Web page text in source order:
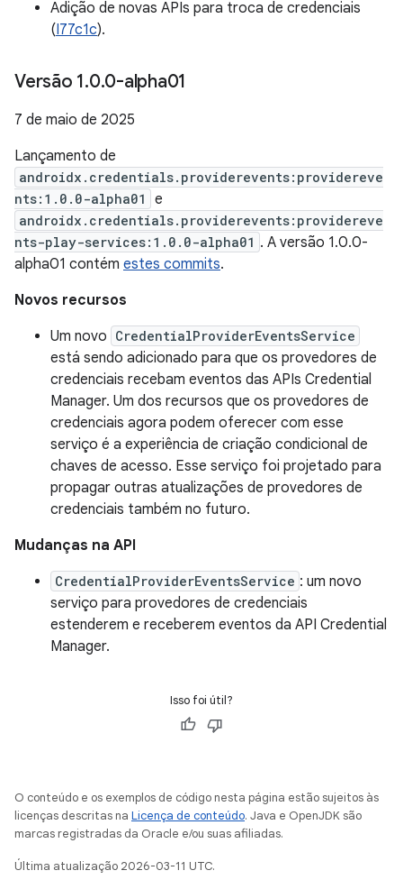
Adição de novas APIs para troca de credenciais
(I77c1c).
Versão 1.0.0-alpha01
7 de maio de 2025
Lançamento de
androidx.credentials.providerevents:providereve
nts:1.0.0-alpha01
e
androidx.credentials.providerevents:providereve
nts-play-services:1.0.0-alpha01 . A versão 1.0.0-
alpha01 contém estes commits.
Novos recursos
Um novo CredentialProviderEventsService
está sendo adicionado para que os provedores de
credenciais recebam eventos das APIs Credential
Manager. Um dos recursos que os provedores de
credenciais agora podem oferecer com esse
serviço é a experiência de criação condicional de
chaves de acesso. Esse serviço foi projetado para
propagar outras atualizações de provedores de
credenciais também no futuro.
Mudanças na API
CredentialProviderEventsService : um novo
serviço para provedores de credenciais
estenderem e receberem eventos da API Credential
Manager.
Isso foi útil?
O conteúdo e os exemplos de código nesta página estão sujeitos às
licenças descritas na Licença de conteúdo. Java e OpenJDK são
marcas registradas da Oracle e/ou suas afiliadas.
Última atualização 2026-03-11 UTC.